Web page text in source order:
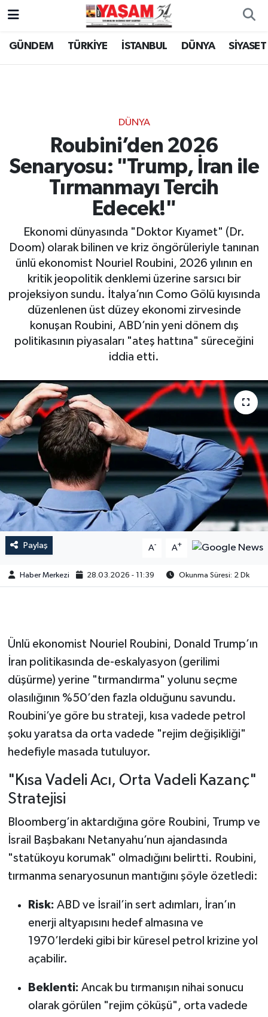
GÜNDEM TÜRKİYE İSTANBUL DÜNYA SİYASET
DÜNYA
Roubini’den 2026
Senaryosu: "Trump, İran ile
Tırmanmayı Tercih
Edecek!"
Ekonomi dünyasında "Doktor Kıyamet" (Dr.
Doom) olarak bilinen ve kriz öngörüleriyle tanınan
ünlü ekonomist Nouriel Roubini, 2026 yılının en
kritik jeopolitik denklemi üzerine sarsıcı bir
projeksiyon sundu. İtalya’nın Como Gölü kıyısında
düzenlenen üst düzey ekonomi zirvesinde
konuşan Roubini, ABD’nin yeni dönem dış
politikasının piyasaları "ateş hattına" süreceğini
iddia etti.
Paylaş A- A+
Haber Merkezi 28.03.2026 - 11:39 Okunma Süresi: 2 Dk
Ünlü ekonomist Nouriel Roubini, Donald Trump’ın
İran politikasında de-eskalyasyon (gerilimi
düşürme) yerine "tırmandırma" yolunu seçme
olasılığının %50’den fazla olduğunu savundu.
Roubini’ye göre bu strateji, kısa vadede petrol
şoku yaratsa da orta vadede "rejim değişikliği"
hedefiyle masada tutuluyor.
"Kısa Vadeli Acı, Orta Vadeli Kazanç"
Stratejisi
Bloomberg’in aktardığına göre Roubini, Trump ve
İsrail Başbakanı Netanyahu’nun ajandasında
"statükoyu korumak" olmadığını belirtti. Roubini,
tırmanma senaryosunun mantığını şöyle özetledi:
Risk: ABD ve İsrail’in sert adımları, İran’ın
enerji altyapısını hedef almasına ve
1970’lerdeki gibi bir küresel petrol krizine yol
açabilir.
Beklenti: Ancak bu tırmanışın nihai sonucu
olarak görülen "rejim çöküşü", orta vadede